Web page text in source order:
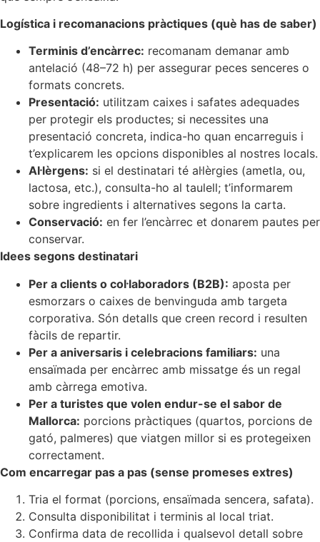
Logística i recomanacions pràctiques (què has de saber)
Terminis d’encàrrec: recomanam demanar amb
antelació (48–72 h) per assegurar peces senceres o
formats concrets.
Presentació: utilitzam caixes i safates adequades
per protegir els productes; si necessites una
presentació concreta, indica-ho quan encarreguis i
t’explicarem les opcions disponibles al nostres locals.
Al·lèrgens: si el destinatari té al·lèrgies (ametla, ou,
lactosa, etc.), consulta-ho al taulell; t’informarem
sobre ingredients i alternatives segons la carta.
Conservació: en fer l’encàrrec et donarem pautes per
conservar.
Idees segons destinatari
Per a clients o col·laboradors (B2B): aposta per
esmorzars o caixes de benvinguda amb targeta
corporativa. Són detalls que creen record i resulten
fàcils de repartir.
Per a aniversaris i celebracions familiars: una
ensaïmada per encàrrec amb missatge és un regal
amb càrrega emotiva.
Per a turistes que volen endur-se el sabor de
Mallorca: porcions pràctiques (quartos, porcions de
gató, palmeres) que viatgen millor si es protegeixen
correctament.
Com encarregar pas a pas (sense promeses extres)
Tria el format (porcions, ensaïmada sencera, safata).
Consulta disponibilitat i terminis al local triat.
Confirma data de recollida i qualsevol detall sobre